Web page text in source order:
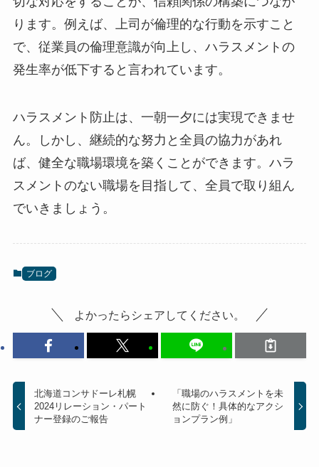
ります。例えば、上司が倫理的な行動を示すこと
で、従業員の倫理意識が向上し、ハラスメントの
発生率が低下すると言われています。
ハラスメント防止は、一朝一夕には実現できませ
ん。しかし、継続的な努力と全員の協力があれ
ば、健全な職場環境を築くことができます。ハラ
スメントのない職場を目指して、全員で取り組ん
でいきましょう。
ブログ
よかったらシェアしてください。
北海道コンサドーレ札幌
2024リレーション・パート
ナー登録のご報告
「職場のハラスメントを未
然に防ぐ！具体的なアクシ
ョンプラン例」